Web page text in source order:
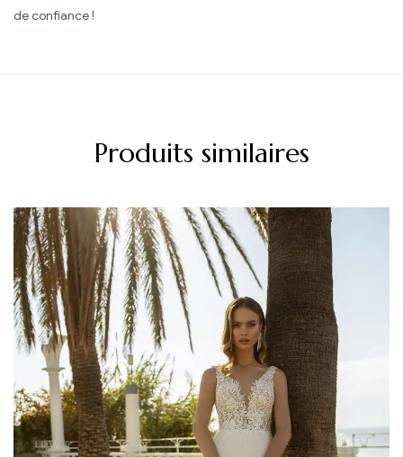
de confiance !
Produits similaires